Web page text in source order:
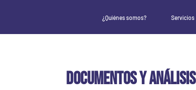
¿Quiénes somos? Servicios
DOCUMENTOS Y ANÁLISIS